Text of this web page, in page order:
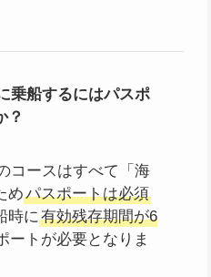
乗船するにはパスポ
？
コースはすべて「海
めパスポートは必須
時に有効残存期間が6
ートが必要となりま